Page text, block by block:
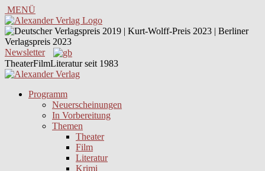
MENÜ
Newsletter
TheaterFilmLiteratur seit 1983
Programm
Neuerscheinungen
In Vorbereitung
Themen
Theater
Film
Literatur
Krimi